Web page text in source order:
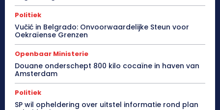
Politiek
Vučić in Belgrado: Onvoorwaardelijke Steun voor
Oekraïense Grenzen
Openbaar Ministerie
Douane onderschept 800 kilo cocaïne in haven van
Amsterdam
Politiek
SP wil opheldering over uitstel informatie rond plan